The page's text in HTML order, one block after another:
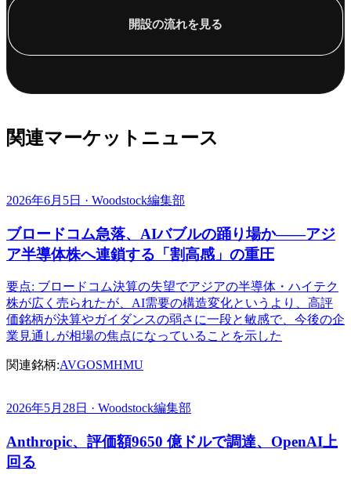
開設の流れを見る
関連マーケットニュース
2026年6月5日 · Woodstock編集部
ブロードコム急落、AIバブルの踊り場か——アジ
ア半導体株へ連鎖する「割高感」の重圧
要点: ブロードコム決算の失望でアジアの半導体・ハイテク
株が広く売られたが、AI需要の構造変化というより、高評
価銘柄が決算やガイダンスの弱さに一段と敏感で、今後の企
業見通しが相場の焦点になっていることを示した
関連銘柄:AVGOSMHMU
2026年5月28日 · Woodstock編集部
Anthropic、評価額9650 億ドルで調達、OpenAI上
回る